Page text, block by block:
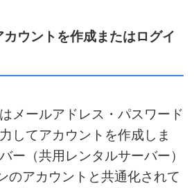
ウントを作成またはログイ
メールアドレス・パスワード
してアカウントを作成しま
ー（共用レンタルサーバー）
のアカウントと共通化されて